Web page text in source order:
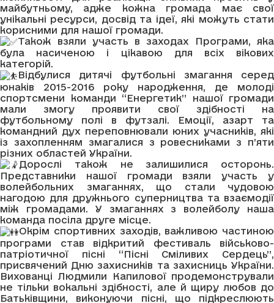
майбутньому, адже кожна громада має свої
унікальні ресурси, досвід та ідеї, які можуть стати
корисними для нашої громади.
Також взяли участь в заходах Програми, яка
була насиченою і цікавою для всіх вікових
категорій.
Відбулися дитячі футбольні змагання серед
юнаків 2015-2016 року народження, де молоді
спортсмени команди “Енергетик” нашої громади
мали змогу проявити свої здібності на
футбольному полі в футзалі. Емоції, азарт та
командний дух переповнювали юних учасників, які
із захопленням змагалися з ровесниками з п’яти
різних областей України.
Дорослі також не залишилися осторонь.
Представники нашої громади взяли участь у
волейбольних змаганнях, що стали чудовою
нагодою для дружнього суперництва та взаємодії
між громадами. У змаганнях з волейболу наша
команда посіла друге місце.
Окрім спортивних заходів, важливою частиною
програми став відкритий фестиваль військово-
патріотичної пісні “Пісні Сміливих Сердець”,
присвячений Дню захисників та захисниць України.
Вихованці Людмили Капилової продемонстрували
не тільки вокальні здібності, але й щиру любов до
Батьківщини, виконуючи пісні, що підкреслюють